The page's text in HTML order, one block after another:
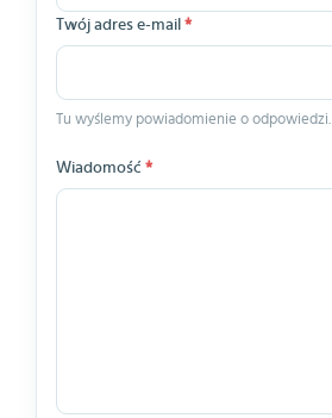
Twój adres e-mail *
Tu wyślemy powiadomienie o odpowiedzi.
Wiadomość *